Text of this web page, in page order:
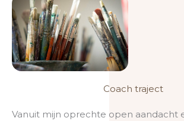
Coach traject
Vanuit mijn oprechte open aandacht